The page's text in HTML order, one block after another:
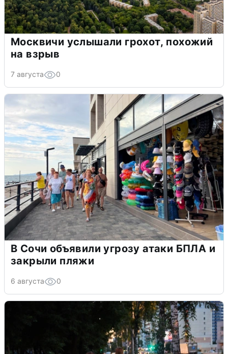
Москвичи услышали грохот, похожий
на взрыв
7 августа 0
В Сочи объявили угрозу атаки БПЛА и
закрыли пляжи
6 августа 0